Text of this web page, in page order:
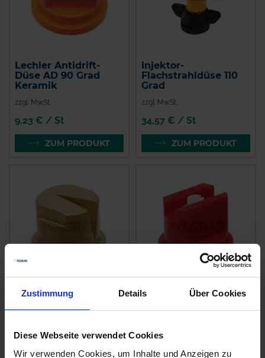
Zustimmung Details Über Cookies
Diese Webseite verwendet Cookies
Wir verwenden Cookies, um Inhalte und Anzeigen zu
Lechler Antidrift-
Düse AD 90 Grad
Keramik
zzgl. MwSt.
9,23 € / St
ZUM PRODUKT
Injektor-
Flachstrahldüse 110
Grad
zzgl. MwSt.
34,57 € / St
ZUM PRODUKT
Lechler
Weitwurfdüse 90
zzgl. MwSt.
28,51 € / St
Lechler